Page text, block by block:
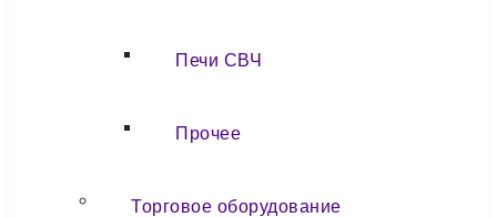
Печи СВЧ
Прочее
Торговое оборудование